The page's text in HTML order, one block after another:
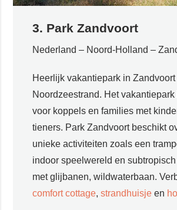
3. Park Zandvoort
Nederland – Noord-Holland –
Heerlijk vakantiepark in Zandvoort
Noordzeestrand. Het vakantiepark
voor koppels en families met
tieners. Park Zandvoort beschikt
unieke activiteiten zoals een
indoor speelwereld en
met glijbanen, wildwaterbaan.
comfort cottage, strandhuisjeen